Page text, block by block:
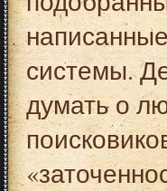
системы.
думать о